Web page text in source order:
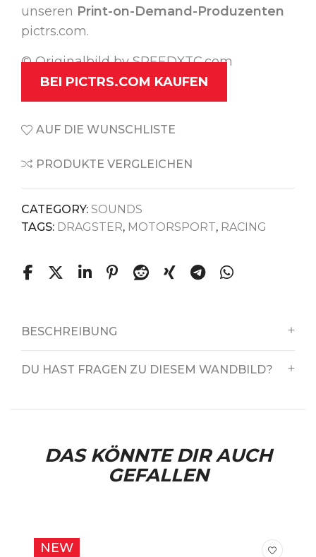
unseren Print-on-Demand-Produzenten
pictrs.com.
© Originalbild by SPEEDXTC.com
BEI PICTRS.COM KAUFEN
AUF DIE WUNSCHLISTE
PRODUKTE VERGLEICHEN
CATEGORY: SOUNDS
TAGS: DRAGSTER, MOTORSPORT, RACING
BESCHREIBUNG
DU HAST FRAGEN ZU DIESEM WANDBILD?
DAS KÖNNTE DIR AUCH
GEFALLEN
NEW